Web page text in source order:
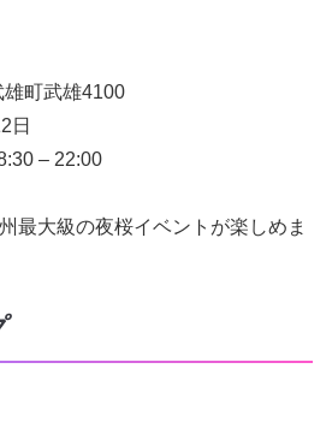
町武雄4100
日
– 22:00
最大級の夜桜イベントが楽しめま